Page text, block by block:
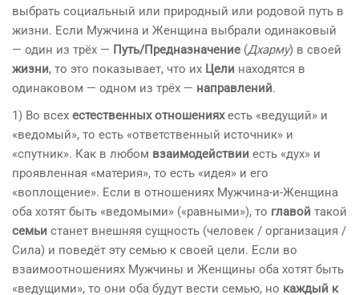
выбрать социальный или природный или родовой путь в
жизни. Если Мужчина и Женщина выбрали одинаковый
— один из трёх — Путь/Предназначение (Дхарму) в своей
жизни, то это показывает, что их Цели находятся в
одинаковом — одном из трёх — направлений.
1) Во всех естественных отношенияхесть «ведущий» и
«ведомый», то есть «ответственный источник» и
«спутник». Как в любом взаимодействии есть «дух» и
проявленная «материя», то есть «идея» и его
«воплощение». Если в отношениях Мужчина-и-Женщина
оба хотят быть «ведомыми» («равными»), то главой такой
семьи станет внешняя сущность (человек / организация /
Сила) и поведёт эту семью к своей цели. Если во
взаимоотношениях Мужчины и Женщины оба хотят быть
«ведущими», то они оба будут вести семью, но каждый к